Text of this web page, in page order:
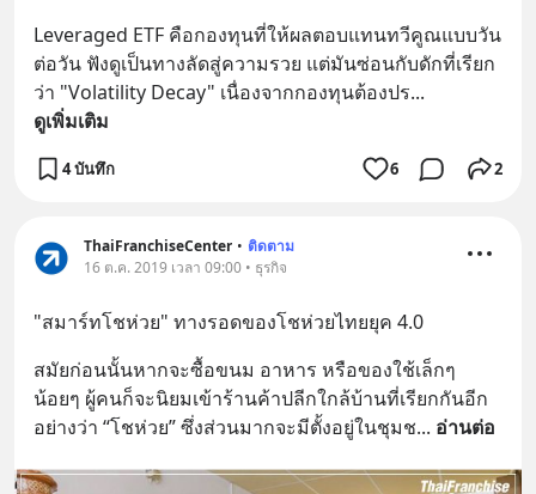
Leveraged ETF คือกองทุนที่ให้ผลตอบแทนทวีคูณแบบวัน
ต่อวัน ฟังดูเป็นทางลัดสู่ความรวย แต่มันซ่อนกับดักที่เรียก
ว่า "Volatility Decay" เนื่องจากกองทุนต้องปร...
ดูเพิ่มเติม
4 บันทึก 6 2
ThaiFranchiseCenter • ติดตาม
16 ต.ค. 2019 เวลา 09:00 • ธุรกิจ
"สมาร์ทโชห่วย" ทางรอดของโชห่วยไทยยุค 4.0
สมัยก่อนนั้นหากจะซื้อขนม อาหาร หรือของใช้เล็กๆ
น้อยๆ ผู้คนก็จะนิยมเข้าร้านค้าปลีกใกล้บ้านที่เรียกกันอีก
อย่างว่า “โชห่วย” ซึ่งส่วนมากจะมีตั้งอยู่ในชุมช... อ่านต่อ